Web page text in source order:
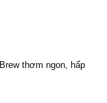
thơm ngon, hấp